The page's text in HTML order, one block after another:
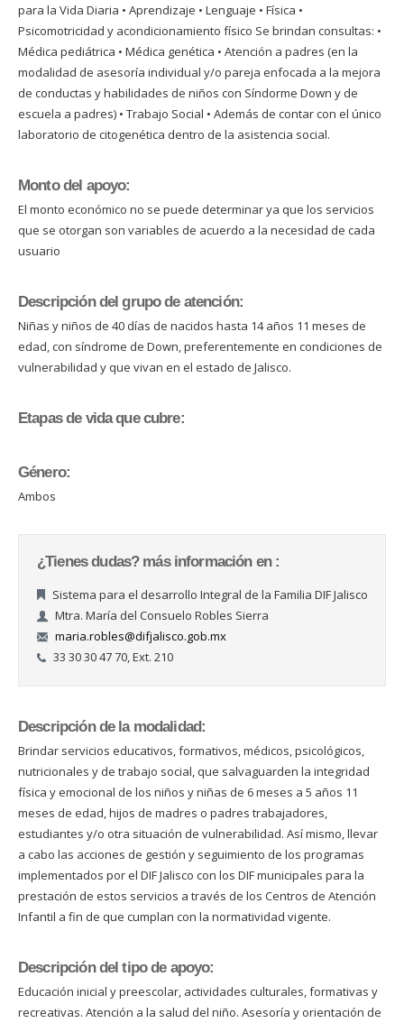
para la Vida Diaria • Aprendizaje • Lenguaje • Física •
Psicomotricidad y acondicionamiento físico Se brindan consultas: •
Médica pediátrica • Médica genética • Atención a padres (en la
modalidad de asesoría individual y/o pareja enfocada a la mejora
de conductas y habilidades de niños con Síndorme Down y de
escuela a padres) • Trabajo Social • Además de contar con el único
laboratorio de citogenética dentro de la asistencia social.
Monto del apoyo:
El monto económico no se puede determinar ya que los servicios
que se otorgan son variables de acuerdo a la necesidad de cada
usuario
Descripción del grupo de atención:
Niñas y niños de 40 días de nacidos hasta 14 años 11 meses de
edad, con síndrome de Down, preferentemente en condiciones de
vulnerabilidad y que vivan en el estado de Jalisco.
Etapas de vida que cubre:
Género:
Ambos
¿Tienes dudas? más información en :
Sistema para el desarrollo Integral de la Familia DIF Jalisco
Mtra. María del Consuelo Robles Sierra
maria.robles@difjalisco.gob.mx
33 30 30 47 70, Ext. 210
Descripción de la modalidad:
Brindar servicios educativos, formativos, médicos, psicológicos,
nutricionales y de trabajo social, que salvaguarden la integridad
física y emocional de los niños y niñas de 6 meses a 5 años 11
meses de edad, hijos de madres o padres trabajadores,
estudiantes y/o otra situación de vulnerabilidad. Así mismo, llevar
a cabo las acciones de gestión y seguimiento de los programas
implementados por el DIF Jalisco con los DIF municipales para la
prestación de estos servicios a través de los Centros de Atención
Infantil a fin de que cumplan con la normatividad vigente.
Descripción del tipo de apoyo:
Educación inicial y preescolar, actividades culturales, formativas y
recreativas. Atención a la salud del niño. Asesoría y orientación de